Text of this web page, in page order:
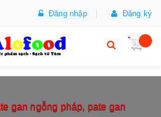
Đăng nhập Đăng ký
gan ngỗng pháp, pate gan